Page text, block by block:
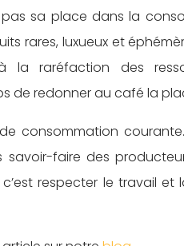
sa place dans la
rares, luxueux et
la raréfaction des
de redonner au café la
consommation
faire des
respecter le travail